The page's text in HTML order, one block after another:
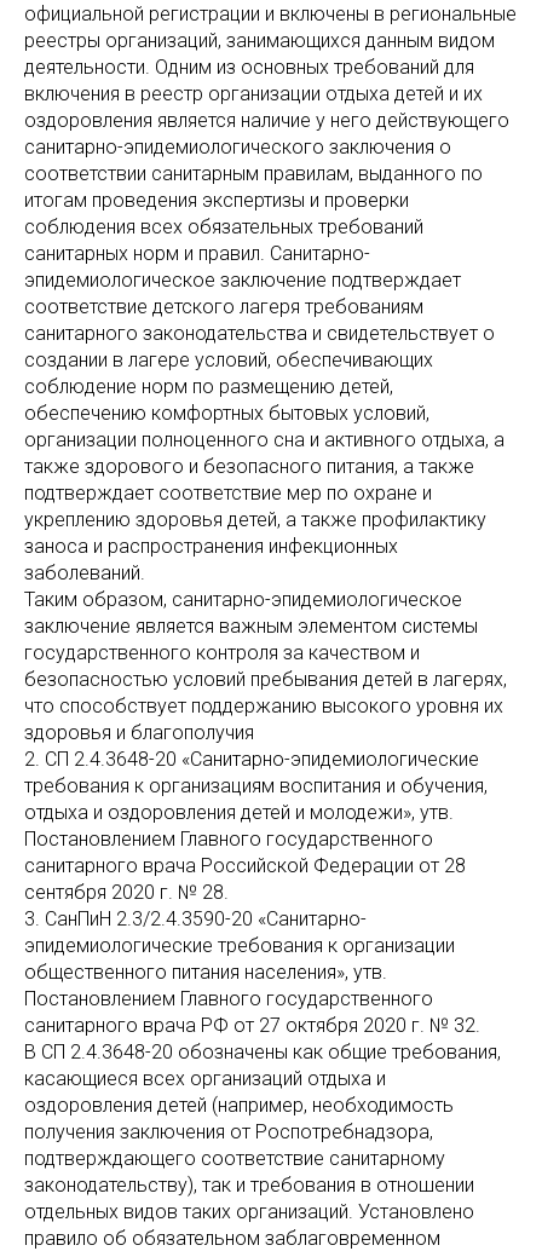
официальной регистрации и включены в региональные
реестры организаций, занимающихся данным видом
деятельности. Одним из основных требований для
включения в реестр организации отдыха детей и их
оздоровления является наличие у него действующего
санитарно-эпидемиологического заключения о
соответствии санитарным правилам, выданного по
итогам проведения экспертизы и проверки
соблюдения всех обязательных требований
санитарных норм и правил. Санитарно-
эпидемиологическое заключение подтверждает
соответствие детского лагеря требованиям
санитарного законодательства и свидетельствует о
создании в лагере условий, обеспечивающих
соблюдение норм по размещению детей,
обеспечению комфортных бытовых условий,
организации полноценного сна и активного отдыха, а
также здорового и безопасного питания, а также
подтверждает соответствие мер по охране и
укреплению здоровья детей, а также профилактику
заноса и распространения инфекционных
заболеваний.
Таким образом, санитарно-эпидемиологическое
заключение является важным элементом системы
государственного контроля за качеством и
безопасностью условий пребывания детей в лагерях,
что способствует поддержанию высокого уровня их
здоровья и благополучия
2. СП 2.4.3648-20 «Санитарно-эпидемиологические
требования к организациям воспитания и обучения,
отдыха и оздоровления детей и молодежи», утв.
Постановлением Главного государственного
санитарного врача Российской Федерации от 28
сентября 2020 г. № 28.
3. СанПиН 2.3/2.4.3590-20 «Санитарно-
эпидемиологические требования к организации
общественного питания населения», утв.
Постановлением Главного государственного
санитарного врача РФ от 27 октября 2020 г. № 32.
В СП 2.4.3648-20 обозначены как общие требования,
касающиеся всех организаций отдыха и
оздоровления детей (например, необходимость
получения заключения от Роспотребнадзора,
подтверждающего соответствие санитарному
законодательству), так и требования в отношении
отдельных видов таких организаций. Установлено
правило об обязательном заблаговременном